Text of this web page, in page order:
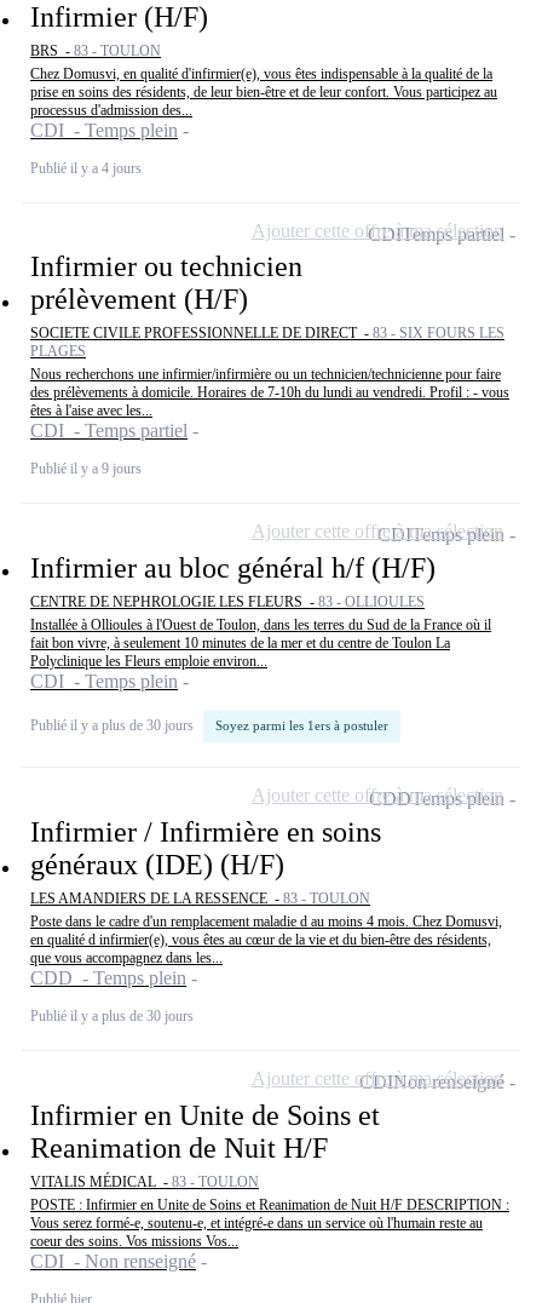
Infirmier (H/F)
BRS - 83 - TOULON
Chez Domusvi, en qualité d'infirmier(e), vous êtes indispensable à la qualité de la
prise en soins des résidents, de leur bien-être et de leur confort. Vous participez au
processus d'admission des...
CDI - Temps plein
Publié il y a 4 jours
Infirmier ou technicien
prélèvement (H/F)
SOCIETE CIVILE PROFESSIONNELLE DE DIRECT - 83 - SIX FOURS LES
PLAGES
Nous recherchons une infirmier/infirmière ou un technicien/technicienne pour faire
des prélèvements à domicile. Horaires de 7-10h du lundi au vendredi. Profil : - vous
êtes à l'aise avec les...
CDI - Temps partiel
Publié il y a 9 jours
CDITemps partiel
Ajouter cette offre à ma sélection
Infirmier au bloc général h/f (H/F)
CENTRE DE NEPHROLOGIE LES FLEURS - 83 - OLLIOULES
Installée à Ollioules à l'Ouest de Toulon, dans les terres du Sud de la France où il
fait bon vivre, à seulement 10 minutes de la mer et du centre de Toulon La
Polyclinique les Fleurs emploie environ...
CDI - Temps plein
Publié il y a plus de 30 jours Soyez parmi les 1ers à postuler
CDITemps plein
Ajouter cette offre à ma sélection
Infirmier / Infirmière en soins
généraux (IDE) (H/F)
LES AMANDIERS DE LA RESSENCE - 83 - TOULON
Poste dans le cadre d'un remplacement maladie d au moins 4 mois. Chez Domusvi,
en qualité d infirmier(e), vous êtes au cœur de la vie et du bien-être des résidents,
que vous accompagnez dans les...
CDD - Temps plein
Publié il y a plus de 30 jours
CDDTemps plein
Ajouter cette offre à ma sélection
Infirmier en Unite de Soins et
Reanimation de Nuit H/F
VITALIS MÉDICAL - 83 - TOULON
POSTE : Infirmier en Unite de Soins et Reanimation de Nuit H/F DESCRIPTION :
Vous serez formé-e, soutenu-e, et intégré-e dans un service où l'humain reste au
coeur des soins. Vos missions Vos...
CDI - Non renseigné
Publié hier
CDINon renseigné
Ajouter cette offre à ma sélection